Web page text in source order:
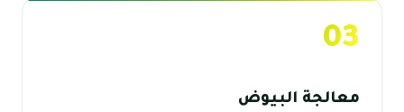
03
معالجة البيوض